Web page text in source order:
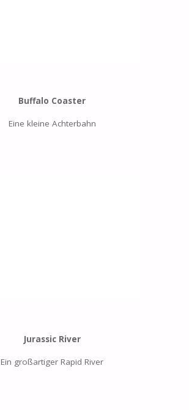
Buffalo Coaster
Eine kleine Achterbahn
Jurassic River
Ein großartiger Rapid River